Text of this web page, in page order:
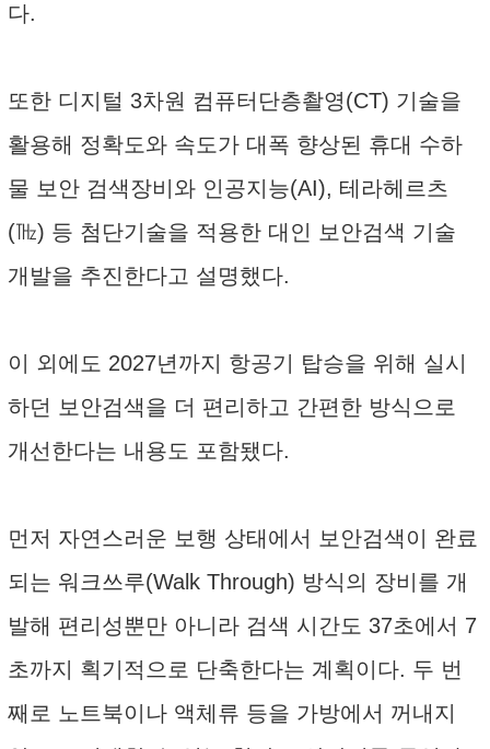
다.
또한 디지털 3차원 컴퓨터단층촬영(CT) 기술을
활용해 정확도와 속도가 대폭 향상된 휴대 수하
물 보안 검색장비와 인공지능(AI), 테라헤르츠
(㎔) 등 첨단기술을 적용한 대인 보안검색 기술
개발을 추진한다고 설명했다.
이 외에도 2027년까지 항공기 탑승을 위해 실시
하던 보안검색을 더 편리하고 간편한 방식으로
개선한다는 내용도 포함됐다.
먼저 자연스러운 보행 상태에서 보안검색이 완료
되는 워크쓰루(Walk Through) 방식의 장비를 개
발해 편리성뿐만 아니라 검색 시간도 37초에서 7
초까지 획기적으로 단축한다는 계획이다. 두 번
째로 노트북이나 액체류 등을 가방에서 꺼내지